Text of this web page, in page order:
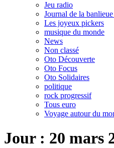
Jeu radio
Journal de la
Les joyeux pickers
musique du monde
News
Non classé
Oto Découverte
Oto Focus
Oto Solidaires
politique
rock progressif
Tous euro
Voyage autour du
Jour : 20 mars